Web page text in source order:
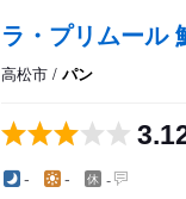
ラ・プリムール
高松市 / パン
- - -